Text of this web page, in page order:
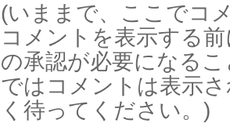
(いままで、ここでコ
コメントを表示する
の承認が必要になる
ではコメントは表示
く待ってください。)